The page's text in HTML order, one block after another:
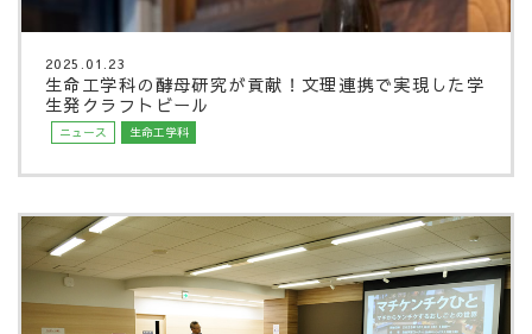
2025.01.23
生命工学科の酵母研究が貢献！文理連携で実現した学
生発クラフトビール
ニュース 生命工学科